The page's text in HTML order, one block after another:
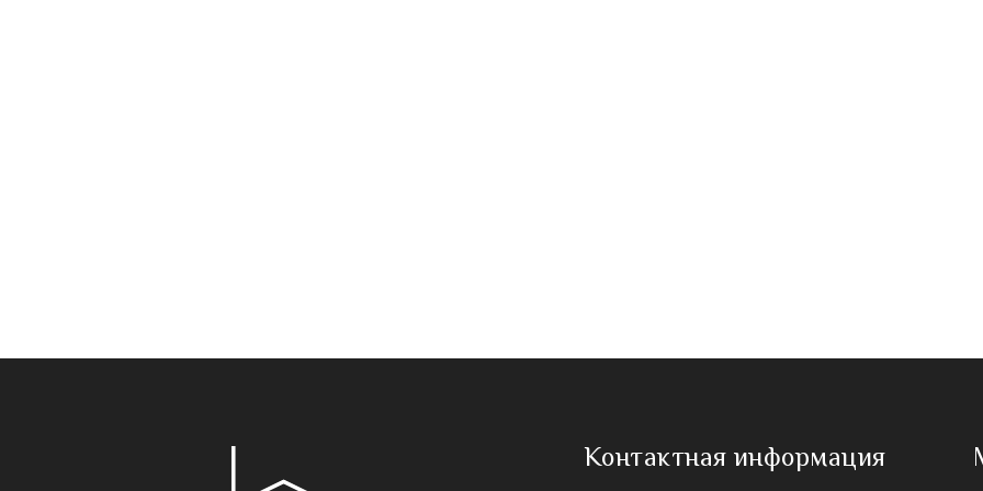
Контактная информация